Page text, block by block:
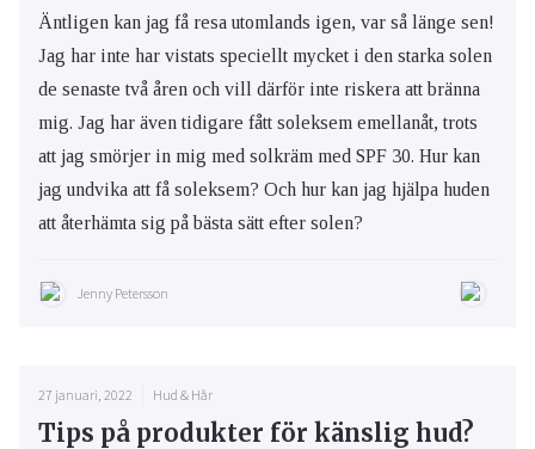
Äntligen kan jag få resa utomlands igen, var så länge sen!
Jag har inte har vistats speciellt mycket i den starka solen
de senaste två åren och vill därför inte riskera att bränna
mig. Jag har även tidigare fått soleksem emellanåt, trots
att jag smörjer in mig med solkräm med SPF 30. Hur kan
jag undvika att få soleksem? Och hur kan jag hjälpa huden
att återhämta sig på bästa sätt efter solen?
Jenny Petersson
27 januari, 2022 Hud & Hår
Tips på produkter för känslig hud?